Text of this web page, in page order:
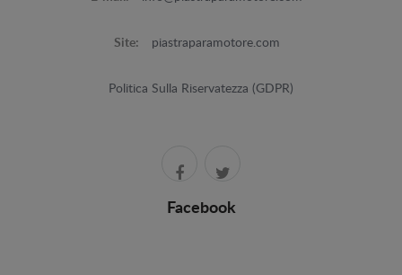
Site: piastraparamotore.com
Politica Sulla Riservatezza (GDPR)
Facebook